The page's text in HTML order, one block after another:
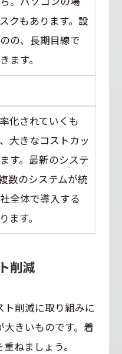
クもあります。設
の、長期目線で
ます。
化されていくも
大きなコストカッ
す。最新のシステ
数のシステムが統
全体で導入する
ます。
削減
削減に取り組みに
大きいものです。着
ねましょう。